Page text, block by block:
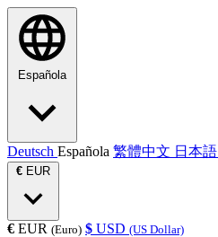
Española
Deutsch Española 繁體中文 日本語
€ EUR
€ EUR (Euro) $ USD (US Dollar)